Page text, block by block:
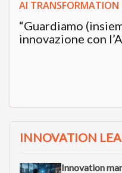
AI TRANSFORMATION
“Guardiamo
innovazione con
INNOVATION
Innovation